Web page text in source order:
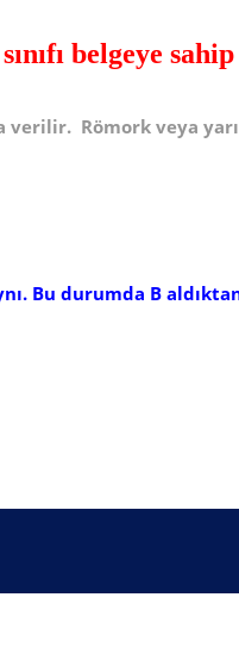
belgeye
Römork veya
Bu durumda B